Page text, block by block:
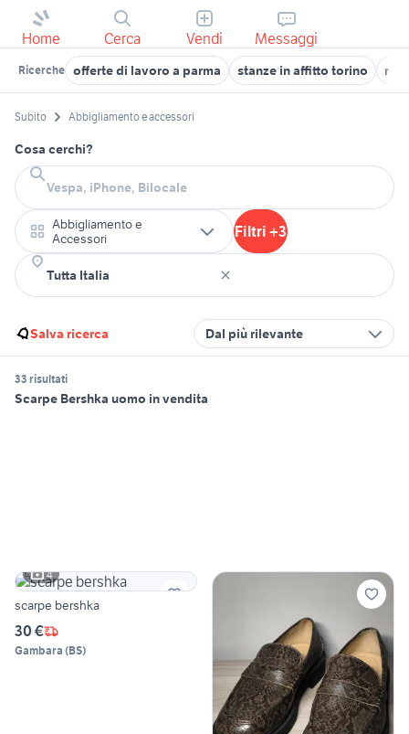
Home Cerca Vendi Messaggi
Ricerche offerte di lavoro a parma stanze in affitto torino
Subito Abbigliamento e accessori
Cosa cerchi?
Abbigliamento e
Accessori
Filtri +3
Salva ricerca Dal più rilevante
33 risultati
Scarpe Bershka uomo in vendita
4
scarpe bershka
30 €
Gambara (BS)